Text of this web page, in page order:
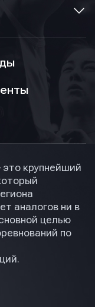
крупнейший
аналогов ни в
целью
по